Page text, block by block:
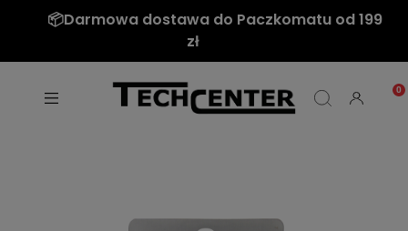
📦Darmowa dostawa do Paczkomatu od 199
zł